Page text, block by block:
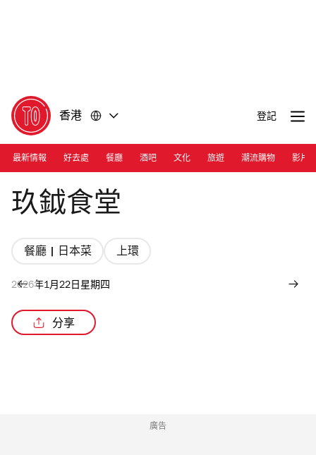
香港 登記
最新情報 好去處 餐廳 酒吧 文化 旅遊 潮流購物 影片
Photograph: Courtesy Kuke Shokudo
玖鉞食堂
餐廳 | 日本菜 上環
2026年1月22日星期四
分享
廣告